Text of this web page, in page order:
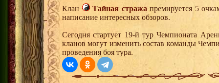
Клан Тайная стража премируется 5
написание интересных обзоров.
Сегодня стартует 19-й тур Чемпионата
кланов могут изменить состав команды
проведения боя тура.